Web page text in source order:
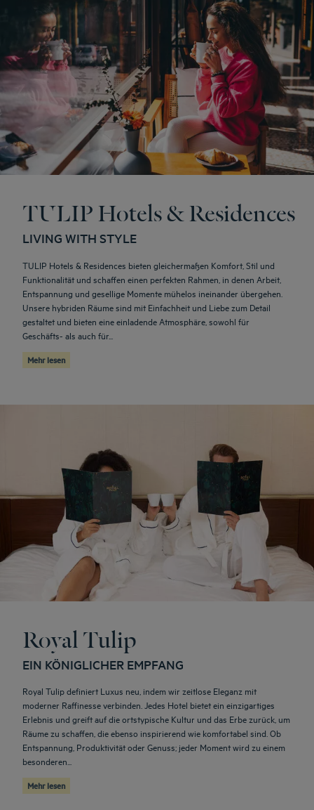
TULIP Hotels & Residences
LIVING WITH STYLE
TULIP Hotels & Residences bieten gleichermaßen Komfort, Stil und
Funktionalität und schaffen einen perfekten Rahmen, in denen Arbeit,
Entspannung und gesellige Momente mühelos ineinander übergehen.
Unsere hybriden Räume sind mit Einfachheit und Liebe zum Detail
gestaltet und bieten eine einladende Atmosphäre, sowohl für
Geschäfts- als auch für...
Mehr lesen
Royal Tulip
EIN KÖNIGLICHER EMPFANG
Royal Tulip definiert Luxus neu, indem wir zeitlose Eleganz mit
moderner Raffinesse verbinden. Jedes Hotel bietet ein einzigartiges
Erlebnis und greift auf die ortstypische Kultur und das Erbe zurück, um
Räume zu schaffen, die ebenso inspirierend wie komfortabel sind. Ob
Entspannung, Produktivität oder Genuss; jeder Moment wird zu einem
besonderen...
Mehr lesen